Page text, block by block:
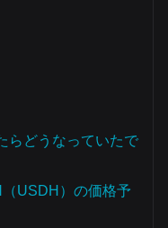
らどうなっていたで
USDH）の価格予